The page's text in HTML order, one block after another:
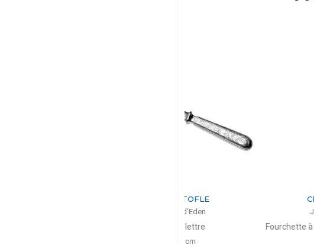
Fourchette à servir en métal